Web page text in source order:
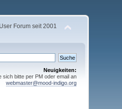
Forum seit 2001
Neuigkeiten:
bitte per PM oder email an
webmaster@mood-indigo.org